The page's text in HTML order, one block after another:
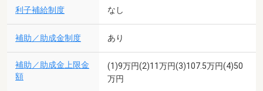
利子補給制度 なし
補助／助成金制度 あり
補助／助成金上限金
額
(1)9万円(2)11万円(3)107.5万円(4)50
万円